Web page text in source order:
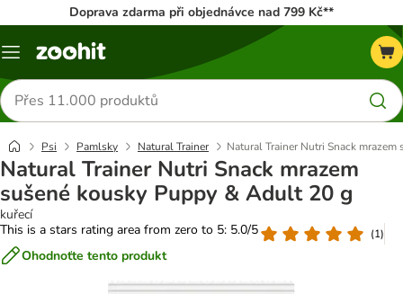
Doprava zdarma při objednávce nad 799 Kč**
Menu
Hledat
produkty
Psi Pamlsky Natural Trainer Natural Trainer Nutri Snack
Natural Trainer Nutri Snack mrazem
sušené kousky Puppy & Adult 20 g
kuřecí
This is a stars rating area from zero to 5: 5.0/5
(1)
Ohodnoťte tento produkt